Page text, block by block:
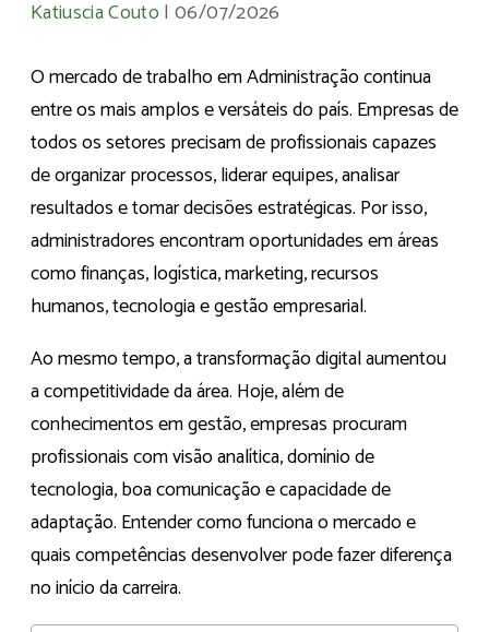
Katiuscia Couto |06/07/2026
O mercado de trabalho em Administração continua
entre os mais amplos e versáteis do país. Empresas de
todos os setores precisam de profissionais capazes
de organizar processos, liderar equipes, analisar
resultados e tomar decisões estratégicas. Por isso,
administradores encontram oportunidades em áreas
como finanças, logística, marketing, recursos
humanos, tecnologia e gestão empresarial.
Ao mesmo tempo, a transformação digital aumentou
a competitividade da área. Hoje, além de
conhecimentos em gestão, empresas procuram
profissionais com visão analítica, domínio de
tecnologia, boa comunicação e capacidade de
adaptação. Entender como funciona o mercado e
quais competências desenvolver pode fazer diferença
no início da carreira.